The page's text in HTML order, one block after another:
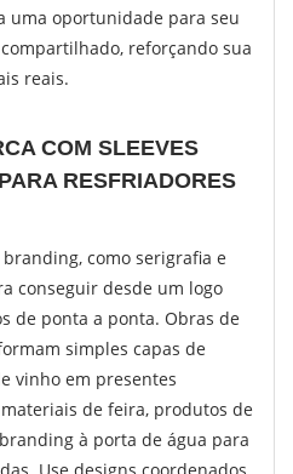
uma oportunidade para seu
reforçando sua
reais.
COM SLEEVES
RESFRIADORES
como serigrafia e
conseguir desde um logo
de ponta a ponta. Obras de
simples capas de
vinho em presentes
de feira, produtos de
à porta de água para
Use designs coordenados